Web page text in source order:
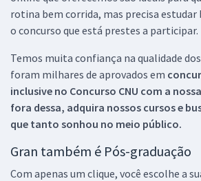
rotina bem corrida, mas precisa estudar
o concurso que está prestes a participar.
Temos muita confiança na qualidade
foram milhares de aprovados em
inclusive no Concurso CNU com a
fora dessa, adquira nossos cursos e
que tanto sonhou no meio público.
Gran também é Pós-graduação
Com apenas um clique, você escolhe a